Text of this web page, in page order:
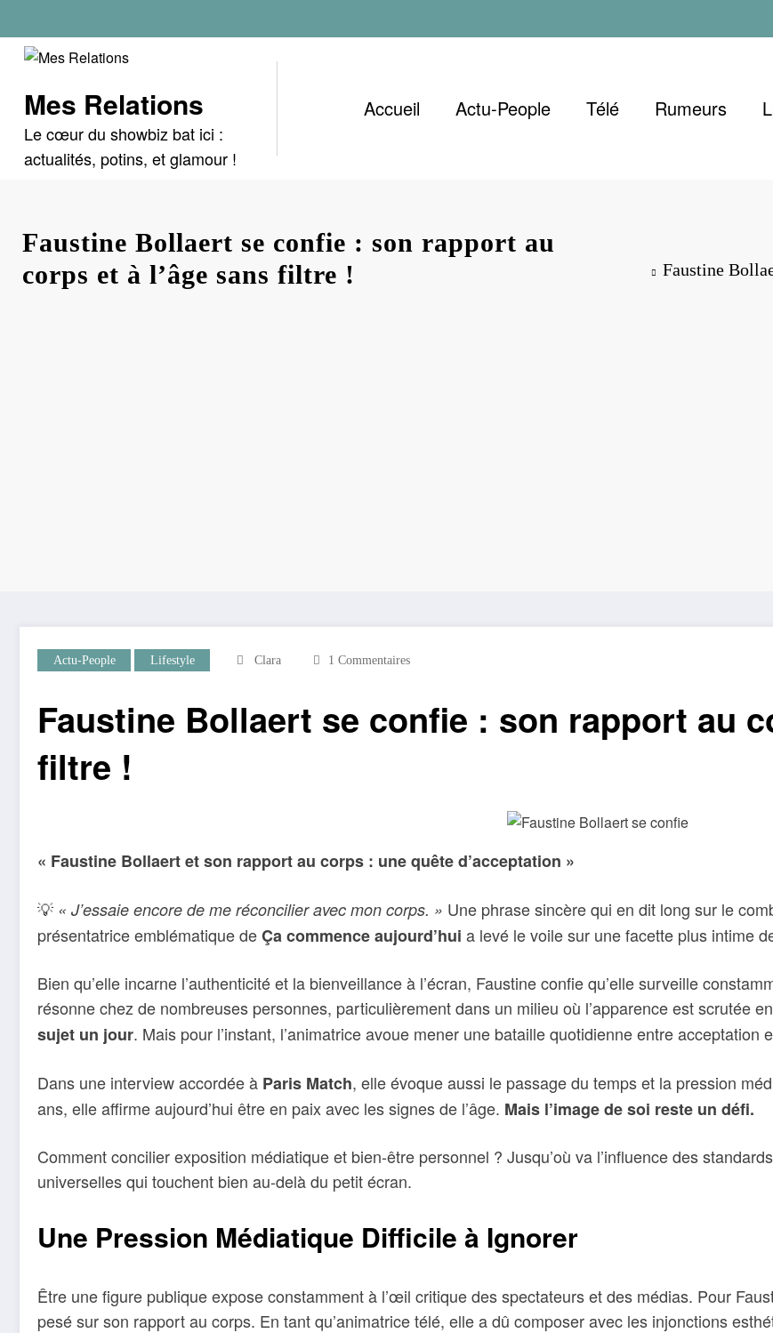
au
contenu
Mes Relations
Le cœur du showbiz bat ici :
actualités, potins, et glamour !
Accueil Actu-People Télé Rumeurs
Faustine Bollaert se confie : son rapport au
corps et à l’âge sans filtre !
Faustine
Actu-People Lifestyle Clara 1 Commentaires
Faustine Bollaert se confie : son rapport au
filtre !
« Faustine Bollaert et son rapport au corps : une quête d’acceptation »
💡 « J’essaie encore de me réconcilier avec mon corps. » Une phrase sincère qui en dit long sur le
présentatrice emblématique deÇa commence aujourd’hui a levé le voile sur une facette plus intime
Bien qu’elle incarne l’authenticité et la bienveillance à l’écran, Faustine confie qu’elle surveille
résonne chez de nombreuses personnes, particulièrement dans un milieu où l’apparence est scrutée
sujet un jour. Mais pour l’instant, l’animatrice avoue mener une bataille quotidienne entre acceptation
Dans une interview accordée à Paris Match, elle évoque aussi le passage du temps et la pression
ans, elle affirme aujourd’hui être en paix avec les signes de l’âge. Mais l’image de soi reste un défi.
Comment concilier exposition médiatique et bien-être personnel ? Jusqu’où va l’influence des
universelles qui touchent bien au-delà du petit écran.
Une Pression Médiatique Difficile à Ignorer
Être une figure publique expose constamment à l’œil critique des spectateurs et des médias. Pour
pesé sur son rapport au corps. En tant qu’animatrice télé, elle a dû composer avec les injonctions